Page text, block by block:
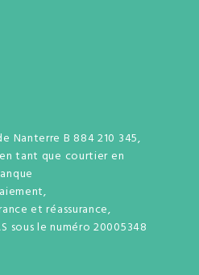
Nanterre B 884 210 345,
tant que courtier en
et réassurance,
sous le numéro 20005348